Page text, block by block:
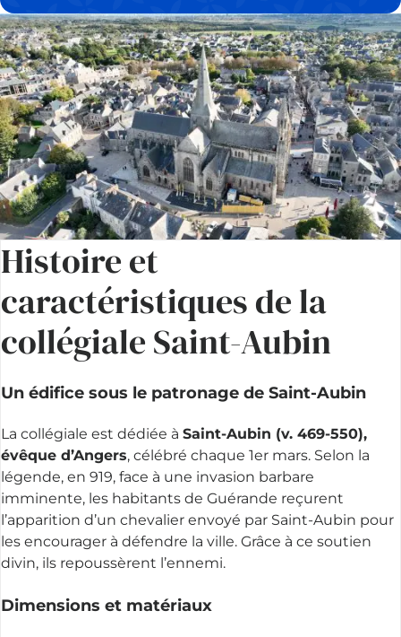
Histoire et
caractéristiques de la
collégiale Saint-Aubin
Un édifice sous le patronage de Saint-Aubin
La collégiale est dédiée à Saint-Aubin (v. 469-550),
évêque d’Angers, célébré chaque 1er mars. Selon la
légende, en 919, face à une invasion barbare
imminente, les habitants de Guérande reçurent
l’apparition d’un chevalier envoyé par Saint-Aubin pour
les encourager à défendre la ville. Grâce à ce soutien
divin, ils repoussèrent l’ennemi.
Dimensions et matériaux